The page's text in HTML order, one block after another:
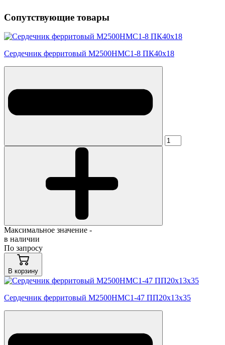
Сопутствующие товары
Сердечник ферритовый М2500НМС1-8 ПК40х18
Максимальное значение -
в наличии
По запросу
В корзину
Сердечник ферритовый М2500НМС1-47 ПП20х13х35